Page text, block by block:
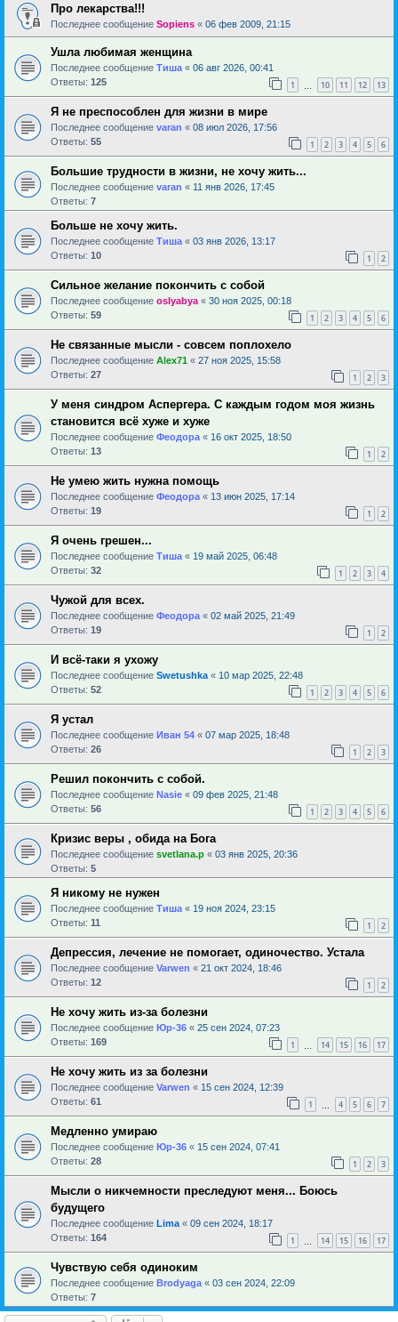
Про лекарства!!!
Последнее сообщение Sopiens « 06 фев 2009, 21:15
Ушла любимая женщина
Последнее сообщение Тиша « 06 авг 2026, 00:41
Ответы: 125 1 10 11 12 13
Я не преспособлен для жизни в мире
Последнее сообщение varan « 08 июл 2026, 17:56
Ответы: 55 1 2 3 4 5 6
Большие трудности в жизни, не хочу жить...
Последнее сообщение varan « 11 янв 2026, 17:45
Ответы: 7
Больше не хочу жить.
Последнее сообщение Тиша « 03 янв 2026, 13:17
Ответы: 10 1 2
Сильное желание покончить с собой
Последнее сообщение oslyabya « 30 ноя 2025, 00:18
Ответы: 59 1 2 3 4 5 6
Не связанные мысли - совсем поплохело
Последнее сообщение Alex71 « 27 ноя 2025, 15:58
Ответы: 27 1 2 3
У меня синдром Аспергера. С каждым годом моя жизнь
становится всё хуже и хуже
Последнее сообщение Феодора « 16 окт 2025, 18:50
Ответы: 13 1 2
Не умею жить нужна помощь
Последнее сообщение Феодора « 13 июн 2025, 17:14
Ответы: 19 1 2
Я очень грешен...
Последнее сообщение Тиша « 19 май 2025, 06:48
Ответы: 32 1 2 3 4
Чужой для всех.
Последнее сообщение Феодора « 02 май 2025, 21:49
Ответы: 19 1 2
И всё-таки я ухожу
Последнее сообщение Swetushka « 10 мар 2025, 22:48
Ответы: 52 1 2 3 4 5 6
Я устал
Последнее сообщение Иван 54 « 07 мар 2025, 18:48
Ответы: 26 1 2 3
Решил покончить с собой.
Последнее сообщение Nasie « 09 фев 2025, 21:48
Ответы: 56 1 2 3 4 5 6
Кризис веры , обида на Бога
Последнее сообщение svetlana.p « 03 янв 2025, 20:36
Ответы: 5
Я никому не нужен
Последнее сообщение Тиша « 19 ноя 2024, 23:15
Ответы: 11 1 2
Депрессия, лечение не помогает, одиночество. Устала
Последнее сообщение Varwen « 21 окт 2024, 18:46
Ответы: 12 1 2
Не хочу жить из-за болезни
Последнее сообщение Юр-36 « 25 сен 2024, 07:23
Ответы: 169 1 14 15 16 17
Не хочу жить из за болезни
Последнее сообщение Varwen « 15 сен 2024, 12:39
Ответы: 61 1 4 5 6 7
Медленно умираю
Последнее сообщение Юр-36 « 15 сен 2024, 07:41
Ответы: 28 1 2 3
Мысли о никчемности преследуют меня... Боюсь
будущего
Последнее сообщение Lima « 09 сен 2024, 18:17
Ответы: 164 1 14 15 16 17
Чувствую себя одиноким
Последнее сообщение Brodyaga « 03 сен 2024, 22:09
Ответы: 7